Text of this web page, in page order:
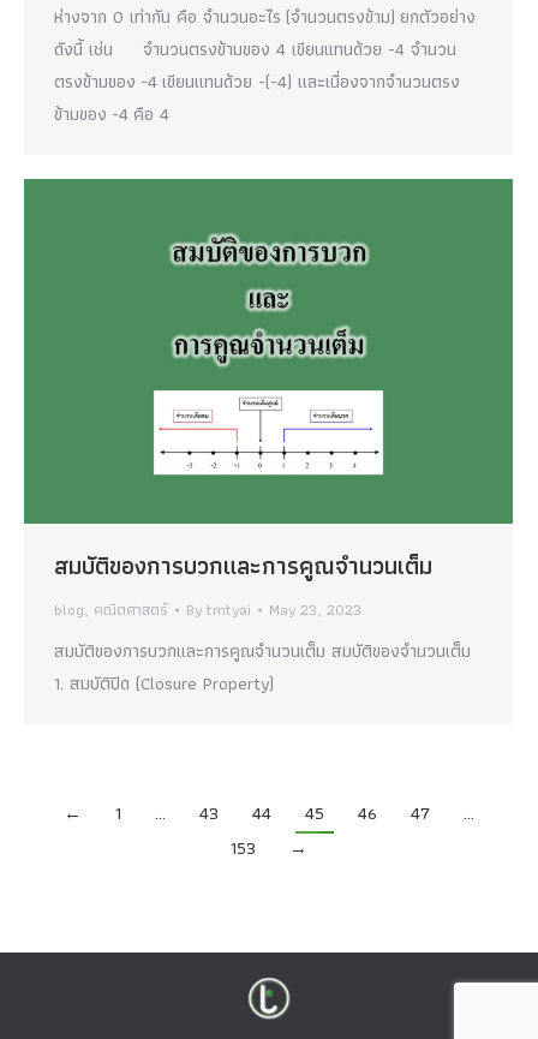
ห่างจาก 0 เท่ากัน คือ จำนวนอะไร (จำนวนตรงข้าม) ยกตัวอย่าง
ดังนี้ เช่น จำนวนตรงข้ามของ 4 เขียนแทนด้วย -4 จำนวน
ตรงข้ามของ -4 เขียนแทนด้วย -(-4) และเนื่องจากจำนวนตรง
ข้ามของ -4 คือ 4
สมบัติของการบวกและการคูณจำนวนเต็ม
blog, คณิตศาสตร์ Bytmtyai May 23, 2023
สมบัติของการบวกและการคูณจำนวนเต็ม สมบัติของจำนวนเต็ม
1. สมบัติปิด (Closure Property)
← 1 … 43 44 45 46 47
…
153
→